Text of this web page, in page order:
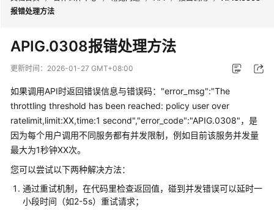
户
指
常
见
问
题
概
览
报错处理方法
APIG.0308报错处理方法
更新时间： 2026-01-27 GMT+08:00
如果调用API时返回错误信息与错误码："error_msg":"The
throttling threshold has been reached: policy user over
ratelimit,limit:XX,time:1 second","error_code":"APIG.0308"，是
因为每个用户调用不同服务都有并发限制，例如目前该服务并发量
最大为1秒钟XX次。
您可以尝试以下两种解决方法：
通过重试机制，在代码里检查返回值，碰到并发错误可以延时一
小段时间（如2-5s）重试请求；